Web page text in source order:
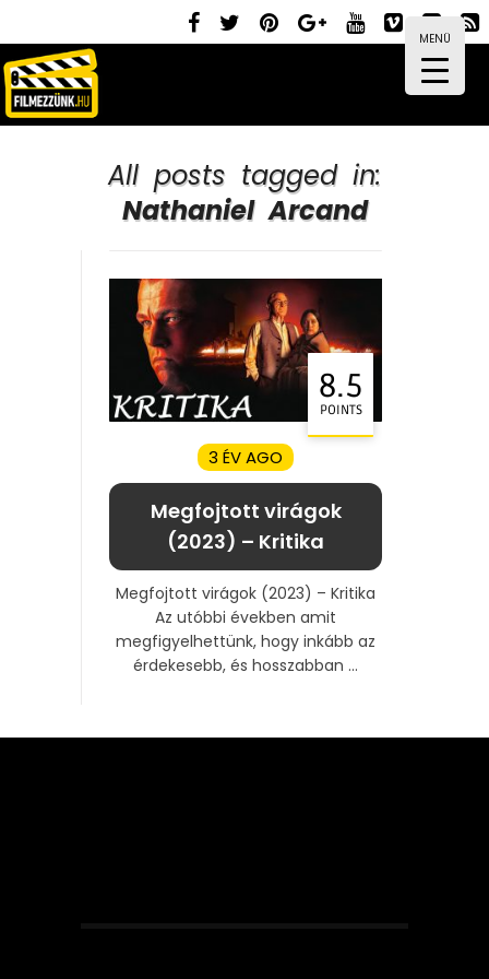
MENÜ
All posts tagged in:
Nathaniel Arcand
8.5
POINTS
3 ÉV AGO
Megfojtott virágok
(2023) – Kritika
Megfojtott virágok (2023) – Kritika
Az utóbbi években amit
megfigyelhettünk, hogy inkább az
érdekesebb, és hosszabban ...